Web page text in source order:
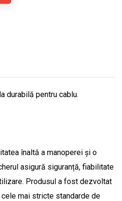
durabilă pentru cablu.
înaltă a manoperei și o
asigură siguranță, fiabilitate
Produsul a fost dezvoltat
mai stricte standarde de